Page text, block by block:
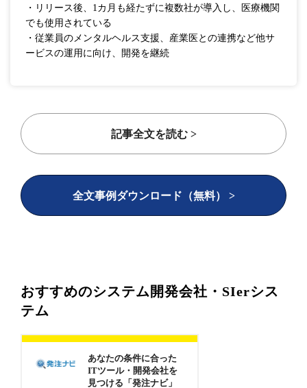
・リリース後、1カ月も経たずに複数社が導入し、医療機関
でも使用されている
・従業員のメンタルヘルス支援、産業医との連携など他サ
ービスの運用に向け、開発を継続
記事全文を読む >
全文事例ダウンロード（無料） >
おすすめのシステム開発会社・SIerシス
テム
あなたの条件に合った
ITツール・開発会社を
見つける「発注ナビ」